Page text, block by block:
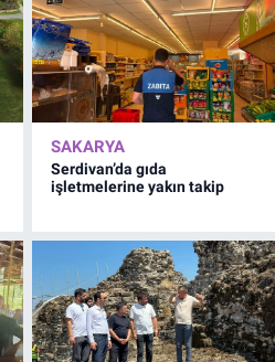
SAKARYA
Serdivan’da gıda
işletmelerine yakın takip